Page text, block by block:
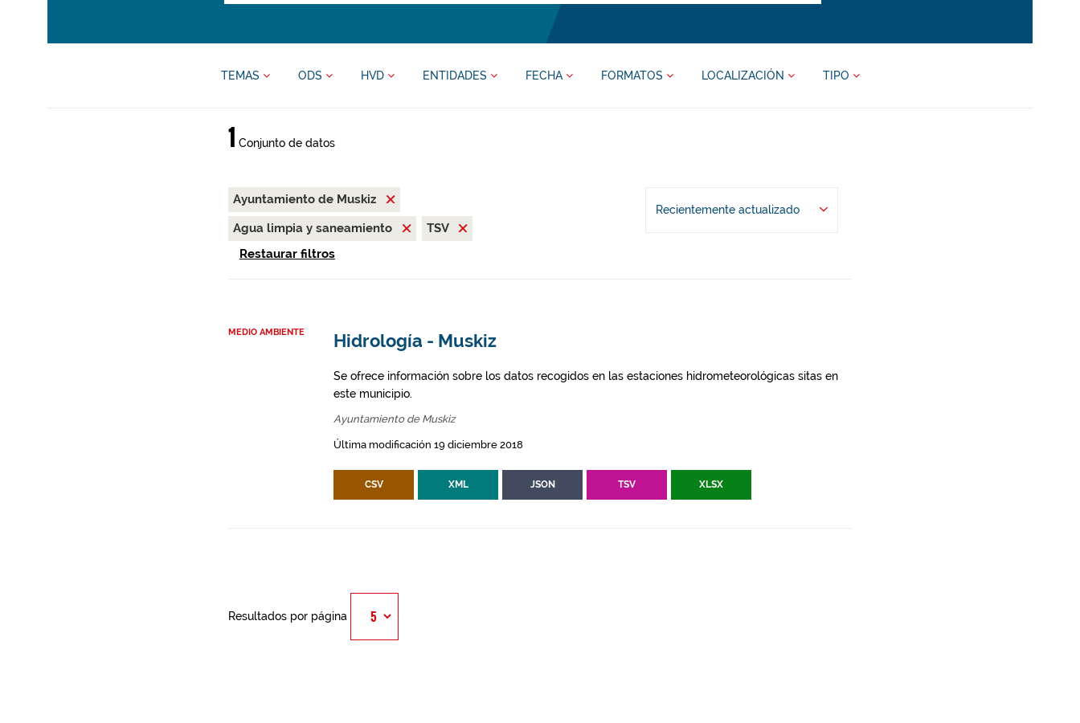
TEMAS ODS HVD ENTIDADES FECHA FORMATOS LOCALIZACIÓN TIPO
1 Conjunto de datos
Ayuntamiento de Muskiz
Agua limpia y saneamiento
TSV
Restaurar filtros
Recientemente actualizado
MEDIO AMBIENTE Hidrología - Muskiz
Se ofrece información sobre los datos recogidos en las estaciones hidrometeorológicas sitas en
este municipio.
Ayuntamiento de Muskiz
Última modificación 19 diciembre 2018
CSV XML JSON TSV XLSX
Resultados por página